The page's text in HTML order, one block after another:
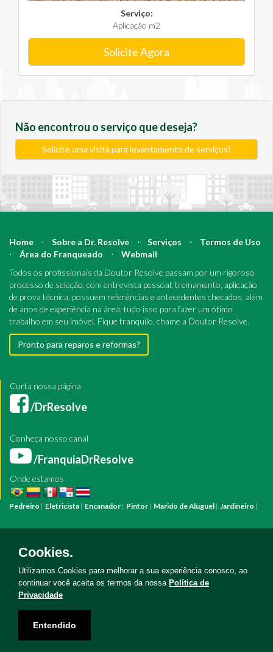
Serviço:
Aplicação m2
Solicite Agora
Não encontrou o serviço que deseja?
Solicite uma visita para levantamento de serviços!
Home ⋅ Sobre a Dr. Resolve ⋅ Serviços ⋅
Termos de Uso
⋅
Área do Franqueado ⋅
Webmail
Todos os profissionais da Doutor Resolve passam por um rigoroso
processo de seleção, com entrevista pessoal, treinamento, aplicação
de prova técnica, possuem referências e antecedentes checados, além
de anos de experiência na área, tudo isso para fazer um ótimo
trabalho em seu imóvel. Fique tranquilo, chame a Doutor Resolve.
Pronto para reparos e reformas?
Curta nossa página
/DrResolve
Conheça nosso canal
/FranquiaDrResolve
Onde estamos
Pedreiro | Eletricista | Encanador | Pintor | Marido de Aluguel | Jardineiro |
Bombeiro HidráulicoManutenção PredialManutenção Residencial
ReformaServiço Eletricista
HidráulicaServiço PedreiroServiço Construção
Cookies.
Utilizamos Cookies para melhorar a sua experiência conosco, ao
continuar você aceita os termos da nossa Política de
Privacidade
Entendido